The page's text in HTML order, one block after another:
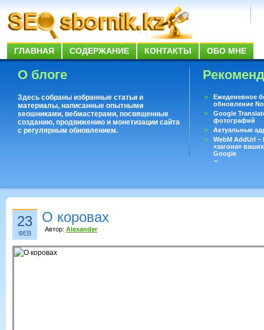
ГЛАВНАЯ СОДЕРЖАНИЕ КОНТАКТЫ ОБО МНЕ
О блоге
Здесь собраны избранные статьи и
материалы, написанные опытными
seoшниками, вебмастерами, посвященные
созданию, продвижению и монетизации сайта
с регулярным обновлением.
Ежеденевное
обновление
Google
фотографий
Актуальные
WebM AddUrl
«загона»
Google
Существует
23
ФЕВ
О коровах
Автор: Alexander